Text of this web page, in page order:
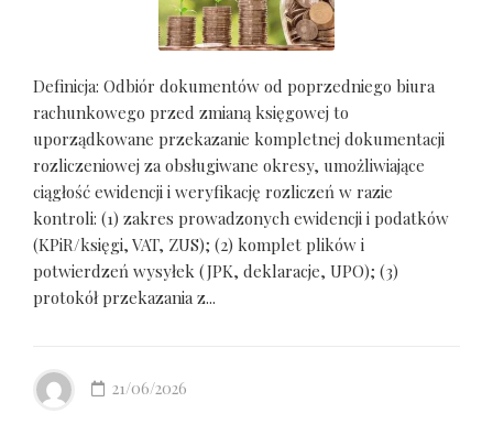
Definicja: Odbiór dokumentów od poprzedniego biura
rachunkowego przed zmianą księgowej to
uporządkowane przekazanie kompletnej dokumentacji
rozliczeniowej za obsługiwane okresy, umożliwiające
ciągłość ewidencji i weryfikację rozliczeń w razie
kontroli: (1) zakres prowadzonych ewidencji i podatków
(KPiR/księgi, VAT, ZUS); (2) komplet plików i
potwierdzeń wysyłek (JPK, deklaracje, UPO); (3)
protokół przekazania z...
21/06/2026